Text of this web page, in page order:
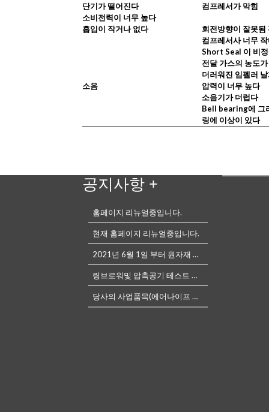
단기가 떨어진다
소비전력이 너무 높다
컴프레서가 막힘
흡입이 작거나 없다
회전방향이 잘못됨
컴프레서사 너무
Short Seal 이 비
전달 가스의 농도
더러워진 임펠러
소음
압력이 너무 높다
소음기가 더럽다
Bell bearing에 그
링에 이상이 있다
공지사항 +
홈페이지 리뉴얼중입니다.
현재 홈페이지 리뉴얼중입니다.
2021년 6월 1일 부터 원자재 가격 상승으로 링브로워 가격 인상
링브로워및 압축공기 테스트 가능한 설비가 마련되어있습니다.
당사의 사업품목(에어나이프 등) 관련하여 궁금한 사항은 언제든전화나, 메...